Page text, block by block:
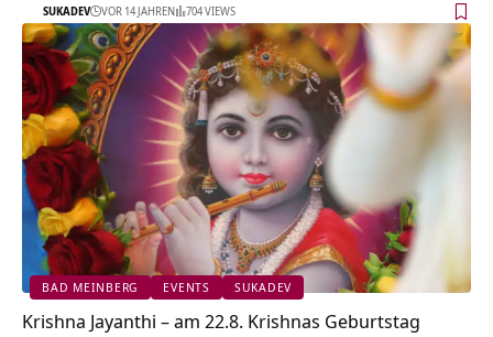
SUKADEV VOR 14 JAHREN 704 VIEWS
BAD MEINBERG EVENTS SUKADEV
Krishna Jayanthi – am 22.8. Krishnas Geburtstag